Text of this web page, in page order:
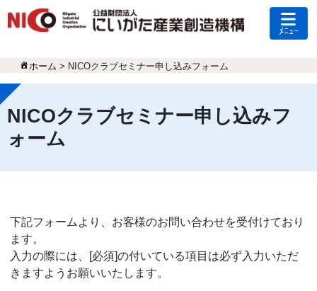
ﾒﾆｭｰ
ホーム > NICOクラブセミナー申し込みフォーム
NICOクラブセミナー申し込みフ
ォーム
下記フォームより、お客様のお問い合わせを受付けており
ます。
入力の際には、[必須]の付いている項目は必ず入力いただ
きますようお願いいたします。